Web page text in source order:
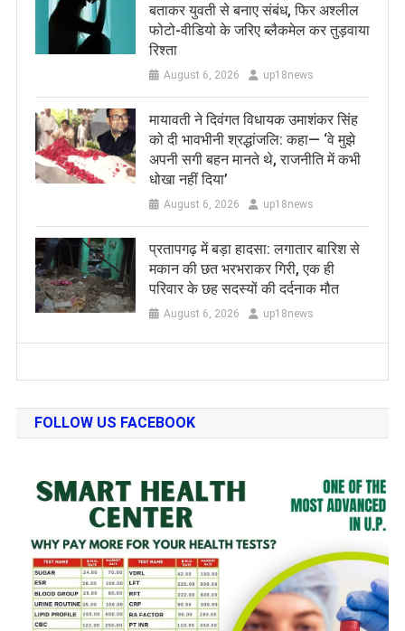
बताकर युवती से बनाए संबंध, फिर अश्लील
फोटो-वीडियो के जरिए ब्लैकमेल कर तुड़वाया
रिश्ता
August 6, 2026 up18news
मायावती ने दिवंगत विधायक उमाशंकर सिंह
को दी भावभीनी श्रद्धांजलि: कहा— ‘वे मुझे
अपनी सगी बहन मानते थे, राजनीति में कभी
धोखा नहीं दिया’
August 6, 2026 up18news
प्रतापगढ़ में बड़ा हादसा: लगातार बारिश से
मकान की छत भरभराकर गिरी, एक ही
परिवार के छह सदस्यों की दर्दनाक मौत
August 6, 2026 up18news
FOLLOW US FACEBOOK